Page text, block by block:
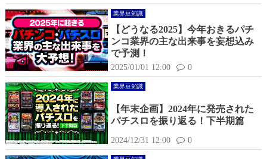
業界豆知識
【どうなる2025】今年おきるパチ
ンコ業界の主な出来事を妄想込み
で予測！
2025/01/01 12:00 0
業界豆知識
【年末企画】2024年に発売された
パチスロを振り返る！下半期篇
2024/12/31 12:00 0